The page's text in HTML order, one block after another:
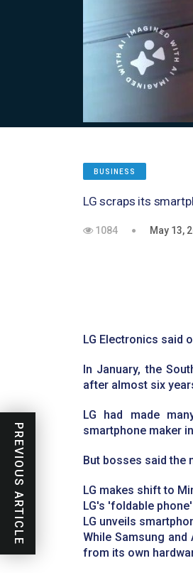
PREVIOUS ARTICLE
BUSINESS
LG scraps its
1084 May 13,
LG Electronics said
In January, the
after almost six
LG had made
smartphone maker
But bosses said the
LG makes shift to
LG's 'foldable
LG unveils
While Samsung
from its own